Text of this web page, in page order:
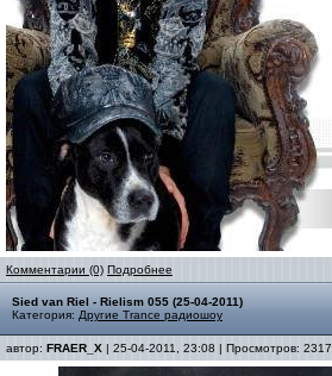
Комментарии (0) Подробнее
Sied van Riel - Rielism 055 (25-04-2011)
Категория: Другие Trance радиошоу
автор: FRAER_X | 25-04-2011, 23:08 | Просмотров: 2317